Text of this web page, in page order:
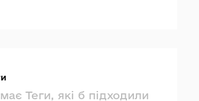
Теги, які б підходили